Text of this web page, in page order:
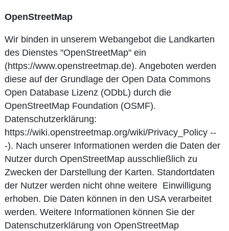
OpenStreetMap
Wir binden in unserem Webangebot die Landkarten
des Dienstes "OpenStreetMap" ein
(https://www.openstreetmap.de). Angeboten werden
diese auf der Grundlage der Open Data Commons
Open Database Lizenz (ODbL) durch die
OpenStreetMap Foundation (OSMF).
Datenschutzerklärung:
https://wiki.openstreetmap.org/wiki/Privacy_Policy --
-). Nach unserer Informationen werden die Daten der
Nutzer durch OpenStreetMap ausschließlich zu
Zwecken der Darstellung der Karten. Standortdaten
der Nutzer werden nicht ohne weitere Einwilligung
erhoben. Die Daten können in den USA verarbeitet
werden. Weitere Informationen können Sie der
Datenschutzerklärung von OpenStreetMap